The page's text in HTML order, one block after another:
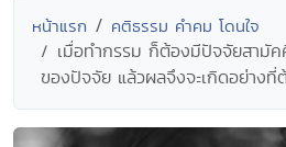
หน้าแรก คติธรรม คำคม โดนใจ
เมื่อทำกรรม ก็ต้องมีปัจจัยสามั
ของปัจจัย แล้วผลจึงจะเกิดอย่างที่